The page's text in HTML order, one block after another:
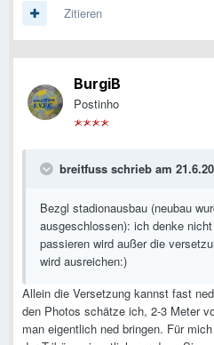
Zitieren
BurgiB
Postinho
breitfuss schrieb am
Bezgl stadionausbau (neubau
ausgeschlossen): ich denke
passieren wird außer die
wird ausreichen:)
Allein die Versetzung kannst fast
den Photos schätze ich, 2-3 Meter
man eigentlich ned bringen. Für